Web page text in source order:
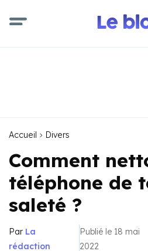
Accueil Divers
Comment
téléphone de
saleté ?
Par La
rédaction
Publié le 18 mai
2022